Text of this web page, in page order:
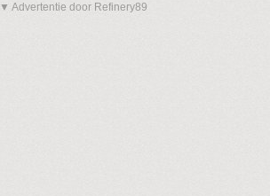
▼ Advertentie door Refinery89